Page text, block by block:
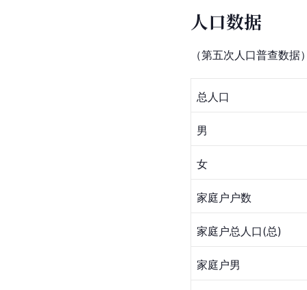
人口数据
（第五次人口普查数据
总人口
男
女
家庭户户数
家庭户总人口(总)
家庭户男